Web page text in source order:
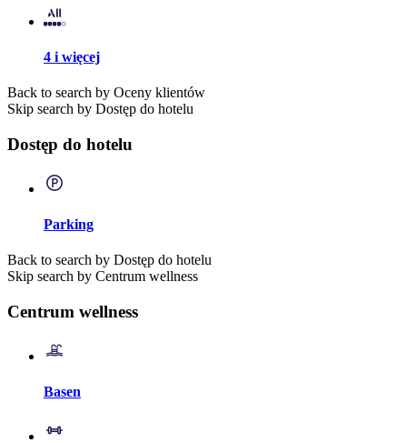
4 i więcej
Back to search by Oceny klientów
Skip search by Dostęp do hotelu
Dostęp do hotelu
Parking
Back to search by Dostęp do hotelu
Skip search by Centrum wellness
Centrum wellness
Basen